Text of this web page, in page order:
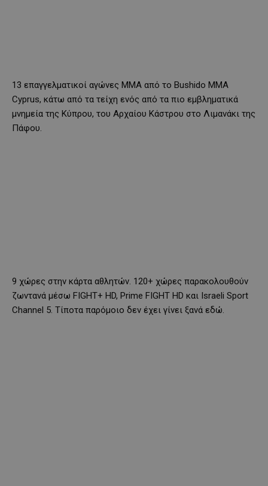
13 επαγγελματικοί αγώνες MMA από το Bushido MMA
Cyprus, κάτω από τα τείχη ενός από τα πιο εμβληματικά
μνημεία της Κύπρου, του Αρχαίου Κάστρου στο Λιμανάκι της
Πάφου.
9 χώρες στην κάρτα αθλητών. 120+ χώρες παρακολουθούν
ζωντανά μέσω FIGHT+ HD, Prime FIGHT HD και Israeli Sport
Channel 5. Τίποτα παρόμοιο δεν έχει γίνει ξανά εδώ.